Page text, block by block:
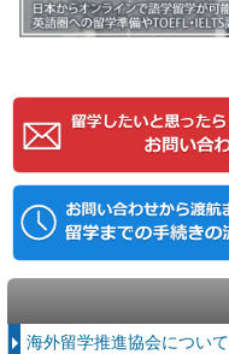
海外留学推進協会について